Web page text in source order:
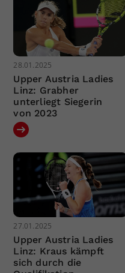
28.01.2025
Upper Austria Ladies
Linz: Grabher
unterliegt Siegerin
von 2023
27.01.2025
Upper Austria Ladies
Linz: Kraus kämpft
sich durch die